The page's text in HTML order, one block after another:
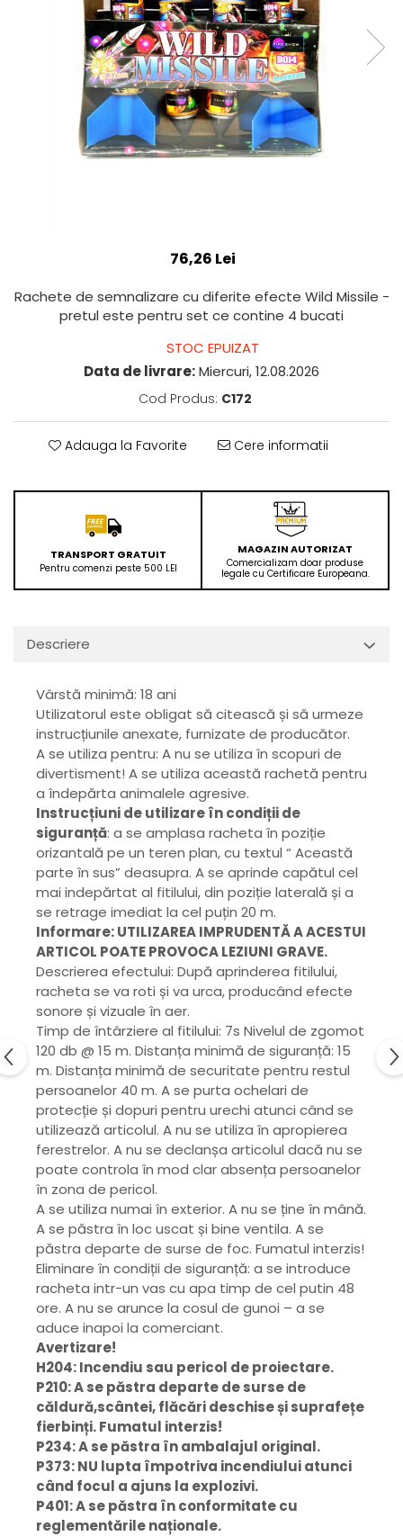
76,26 Lei
Rachete de semnalizare cu diferite efecte Wild Missile -
pretul este pentru set ce contine 4 bucati
STOC EPUIZAT
Data de livrare:Miercuri, 12.08.2026
Cod Produs: C172
Adauga la Favorite Cere informatii
TRANSPORT GRATUIT
Pentru comenzi peste 500 LEI
MAGAZIN AUTORIZAT
Comercializam doar produse
legale cu Certificare Europeana.
Descriere
Vârstă minimă: 18 ani
Utilizatorul este obligat să citească și să urmeze
instrucțiunile anexate, furnizate de producător.
A se utiliza pentru: A nu se utiliza în scopuri de
divertisment! A se utiliza această rachetă pentru
a îndepărta animalele agresive.
Instrucțiuni de utilizare în condiții de
siguranță: a se amplasa racheta în poziție
orizantală pe un teren plan, cu textul “ Această
parte în sus” deasupra. A se aprinde capătul cel
mai indepărtat al fitilului, din poziție laterală și a
se retrage imediat la cel puțin 20 m.
Informare: UTILIZAREA IMPRUDENTĂ A ACESTUI
ARTICOL POATE PROVOCA LEZIUNI GRAVE.
Descrierea efectului: După aprinderea fitilului,
racheta se va roti și va urca, producând efecte
sonore și vizuale în aer.
Timp de întârziere al fitilului: 7s Nivelul de zgomot
120 db @ 15 m. Distanța minimă de siguranță: 15
m. Distanța minimă de securitate pentru restul
persoanelor 40 m. A se purta ochelari de
protecție și dopuri pentru urechi atunci când se
utilizează articolul. A nu se utiliza în apropierea
ferestrelor. A nu se declanșa articolul dacă nu se
poate controla în mod clar absența persoanelor
în zona de pericol.
A se utiliza numai în exterior. A nu se ține în mână.
A se păstra în loc uscat și bine ventila. A se
păstra departe de surse de foc. Fumatul interzis!
Eliminare în condiții de siguranță: a se introduce
racheta intr-un vas cu apa timp de cel putin 48
ore. A nu se arunce la cosul de gunoi – a se
aduce inapoi la comerciant.
Avertizare!
H204: Incendiu sau pericol de proiectare.
P210: A se păstra departe de surse de
căldură,scântei, flăcări deschise și suprafețe
fierbinți. Fumatul interzis!
P234: A se păstra în ambalajul original.
P373: NU lupta împotriva incendiului atunci
când focul a ajuns la explozivi.
P401: A se păstra în conformitate cu
reglementările naționale.